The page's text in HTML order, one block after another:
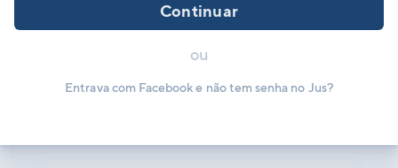
Continuar
ou
Entrava com Facebook e não tem senha no Jus?